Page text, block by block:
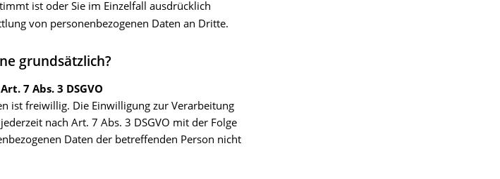
ist oder Sie im Einzelfall ausdrücklich
von personenbezogenen Daten an Dritte.
grundsätzlich?
7 Abs. 3 DSGVO
ist freiwillig. Die Einwilligung zur Verarbeitung
nach Art. 7 Abs. 3 DSGVO mit der Folge
Daten der betreffenden Person nicht